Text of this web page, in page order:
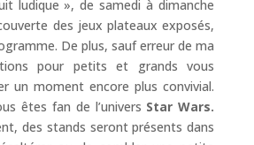
ludique », de samedi à dimanche
des jeux plateaux exposés,
De plus, sauf erreur de ma
pour petits et grands vous
un moment encore plus convivial.
êtes fan de l’univers Star Wars.
des stands seront présents dans